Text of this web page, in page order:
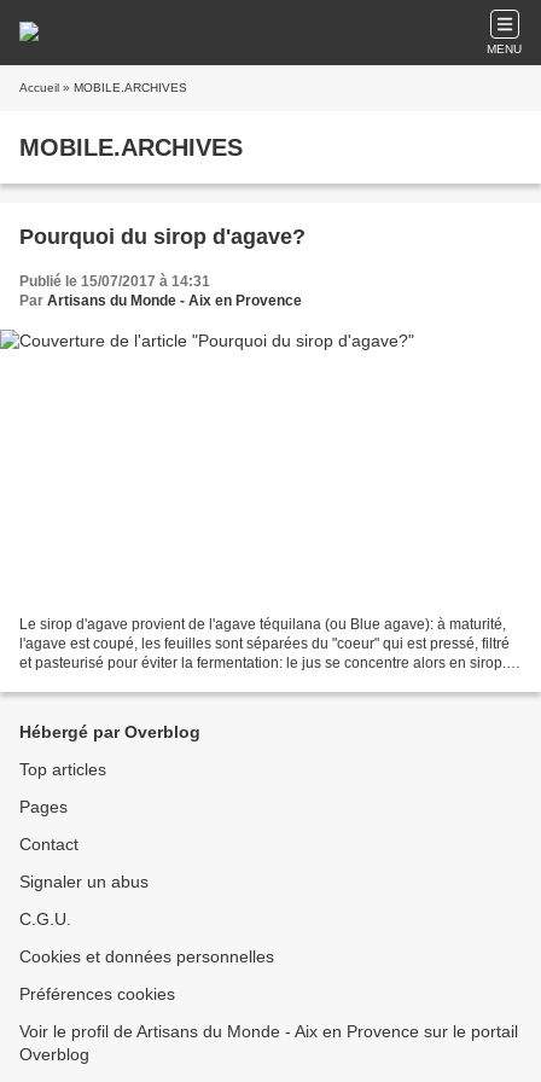
MENU
Accueil » MOBILE.ARCHIVES
MOBILE.ARCHIVES
Pourquoi du sirop d'agave?
Publié le 15/07/2017 à 14:31
Par Artisans du Monde - Aix en Provence
Le sirop d'agave provient de l'agave téquilana (ou Blue agave): à maturité,
l'agave est coupé, les feuilles sont séparées du "coeur" qui est pressé, filtré
et pasteurisé pour éviter la fermentation: le jus se concentre alors en sirop.
Hébergé par Overblog
Top articles
Pages
Contact
Signaler un abus
C.G.U.
Cookies et données personnelles
Préférences cookies
Voir le profil de Artisans du Monde - Aix en Provence sur le portail
Overblog